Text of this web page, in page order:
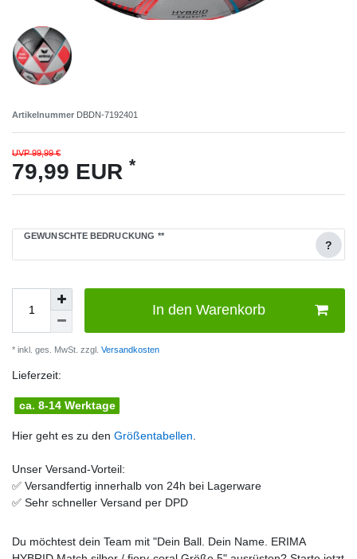
Artikelnummer DBDN-7192401
UVP 99,99 €
79,99 EUR *
GEWÜNSCHTE BEDRUCKUNG **
?
In den Warenkorb
* inkl. ges. MwSt. zzgl. Versandkosten
Lieferzeit:
ca. 8-14 Werktage
Hier geht es zu den Größentabellen
Unser Versand-Vorteil:
✅ Versandfertig innerhalb von 24h bei Lagerware
✅ Sehr schneller Versand per DPD
Du möchtest dein Team mit "Dein Ball. Dein Name. ERIMA